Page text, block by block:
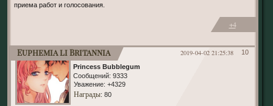
приема работ и голосования.
+4
10
2019-04-02 21:25:38
Euphemia li Britannia
Princess Bubblegum
Сообщений: 9333
Уважение: +4329
Награды: 80